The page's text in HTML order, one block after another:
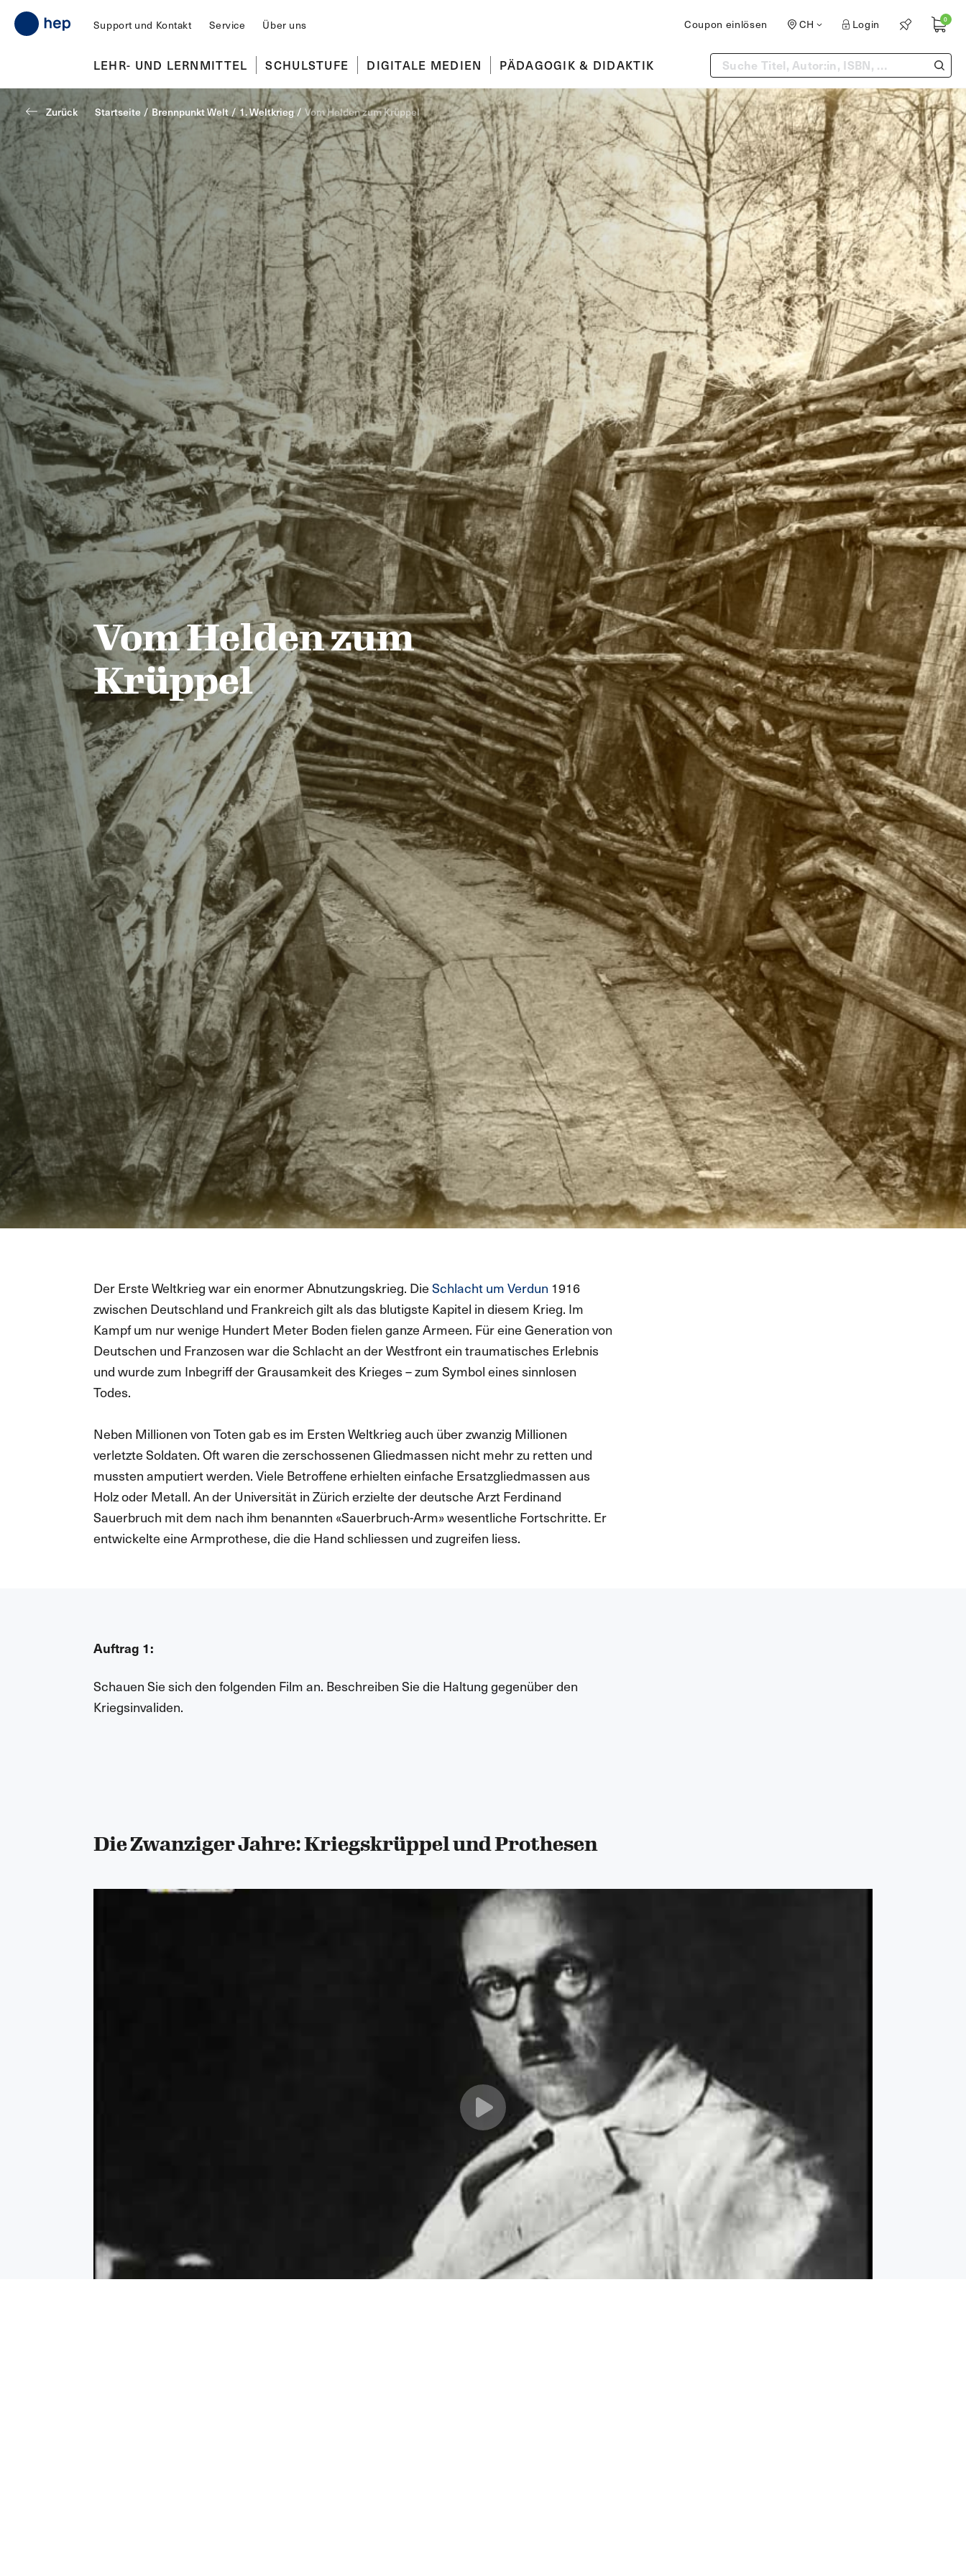
Support und Kontakt Service Über uns
LEHR- UND LERNMITTEL SCHULSTUFE DIGITALE MEDIEN PÄDAGOGIK & DIDAKTIK
Coupon einlösen CH Login 0
Zurück Startseite / Brennpunkt Welt / 1. Weltkrieg / Vom Helden zum Krüppel
Vom Helden zum
Krüppel
Der Erste Weltkrieg war ein enormer Abnutzungskrieg. DieSchlacht um Verdun 1916
zwischen Deutschland und Frankreich gilt als das blutigste Kapitel in diesem Krieg. Im
Kampf um nur wenige Hundert Meter Boden fielen ganze Armeen. Für eine Generation von
Deutschen und Franzosen war die Schlacht an der Westfront ein traumatisches Erlebnis
und wurde zum Inbegriff der Grausamkeit des Krieges – zum Symbol eines sinnlosen
Todes.
Neben Millionen von Toten gab es im Ersten Weltkrieg auch über zwanzig Millionen
verletzte Soldaten. Oft waren die zerschossenen Gliedmassen nicht mehr zu retten und
mussten amputiert werden. Viele Betroffene erhielten einfache Ersatzgliedmassen aus
Holz oder Metall. An der Universität in Zürich erzielte der deutsche Arzt Ferdinand
Sauerbruch mit dem nach ihm benannten «Sauerbruch-Arm» wesentliche Fortschritte. Er
entwickelte eine Armprothese, die die Hand schliessen und zugreifen liess.
Auftrag 1:
Schauen Sie sich den folgenden Film an. Beschreiben Sie die Haltung gegenüber den
Kriegsinvaliden.
Die Zwanziger Jahre: Kriegskrüppel und Prothesen